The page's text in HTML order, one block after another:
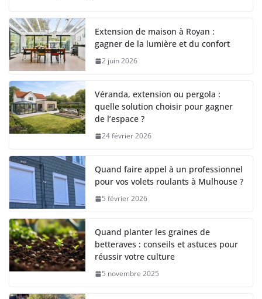
Extension de maison à Royan :
gagner de la lumière et du confort
2 juin 2026
Véranda, extension ou pergola :
quelle solution choisir pour gagner
de l’espace ?
24 février 2026
Quand faire appel à un professionnel
pour vos volets roulants à Mulhouse ?
5 février 2026
Quand planter les graines de
betteraves : conseils et astuces pour
réussir votre culture
5 novembre 2025